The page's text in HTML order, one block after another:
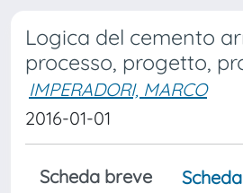
Logica del cemento
processo, progetto,
IMPERADORI, MARCO
2016-01-01
Scheda breve